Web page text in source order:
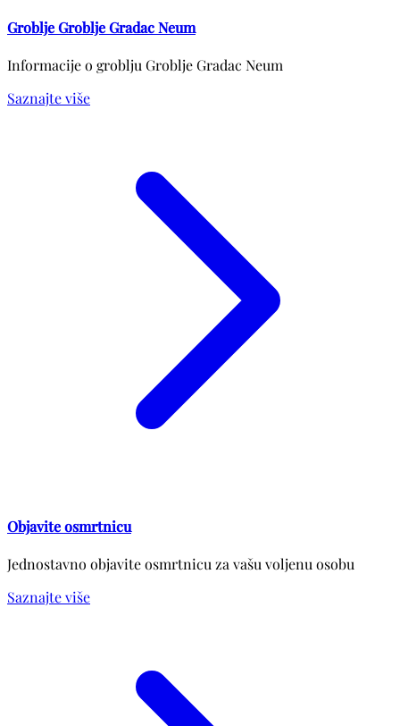
Groblje Groblje Gradac Neum
Informacije o groblju Groblje Gradac Neum
Saznajte više
Objavite osmrtnicu
Jednostavno objavite osmrtnicu za vašu voljenu osobu
Saznajte više